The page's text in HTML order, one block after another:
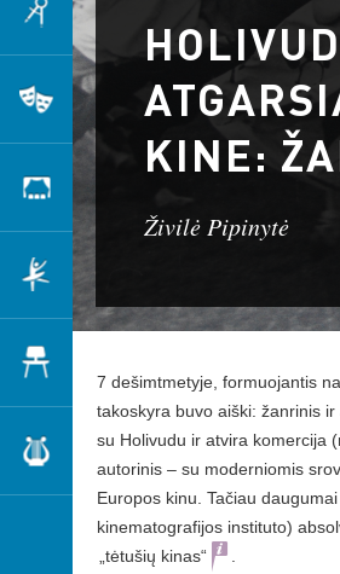
Architektūra
Teatras
Šokis
Muzika
KINE:
Živilė Pipinytė
7 dešimtmetyje, formuojantis
takoskyra buvo aiški: žanrinis
su Holivudu ir atvira komercija
autorinis – su moderniomis
Europos kinu. Tačiau
kinematografijos instituto)
„tėtušių kinas“